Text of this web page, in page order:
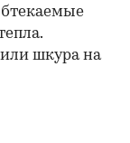
шкура на